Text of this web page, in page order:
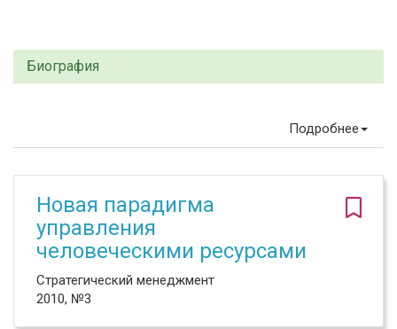
Биография
Подробнее
Новая парадигма
управления
человеческими ресурсами
Стратегический менеджмент
2010, №3